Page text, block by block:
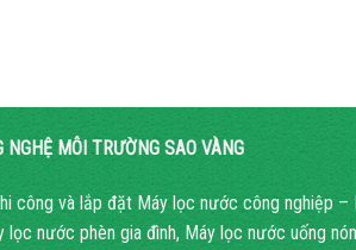
MÔI TRƯỜNG SAO VÀNG
công và lắp đặt Máy lọc nước công nghiệp –
lọc nước phèn gia đình, Máy lọc nước uống